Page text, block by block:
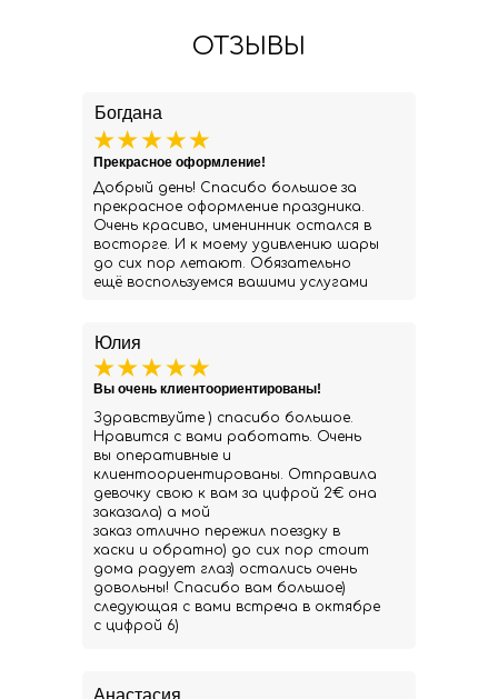
ОТЗЫВЫ
Юлия
Здравствуйте ) спасибо большое.
Нравится с вами работать. Очень
вы оперативные и
клиентоориентированы. Отправила
девочку свою к вам за цифрой 2€ она
заказала) а мой
заказ отлично пережил поездку в
хаски и обратно) до сих пор стоит
дома радует глаз) остались очень
довольны! Спасибо вам большое)
следующая с вами встреча в октябре
с цифрой 6)
Вы очень клиентоориентированы!
Анастасия
Богдана
Добрый день! Спасибо большое за
прекрасное оформление праздника.
Очень красиво, именинник остался в
восторге. И к моему удивлению шары
до сих пор летают. Обязательно
ещё воспользуемся вашими услугами
Прекрасное оформление!